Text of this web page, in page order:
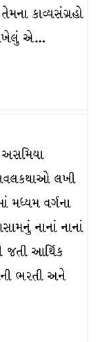
કાવ્યસંગ્રહો
લખેલું એ…
લખી
મધ્યમ વર્ગના
નાનાં નાનાં
જતી આર્થિક
ભરતી અને